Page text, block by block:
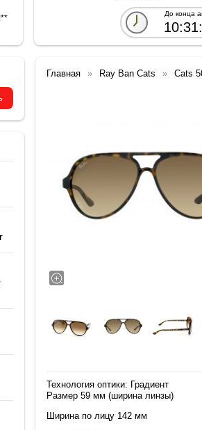
До конца
Главная Ray Ban Cats Cats
Технология оптики: Градиент
Размер 59 мм (ширина линзы)
Ширина по лицу 142 мм